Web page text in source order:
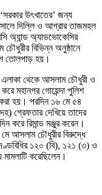
‘সরকার উৎখাতের’ জন্য
দিল্লি ও আগ্রার তাজমহল
অ্যান্ড অ্যাডভোকেসির
চৌধুরীর বিভিন্ন অনুষ্ঠানে
তোলপাড় হয়।
এলাকা থেকে আসলাম চৌধুরী ও
মহানগর গোয়েন্দা পুলিশ
করা হয়। পরদিন ১৬ মে ৫৪
গ্রেফতার দেখিয়ে তাদের
করে রিমান্ড মঞ্জুর করেন।
মে আসলাম চৌধুরীর বিরুদ্ধে
দণ্ডবিধির ১২০ (বি), ১২১ (৩) ও
মামলাটি করেছিলেন।